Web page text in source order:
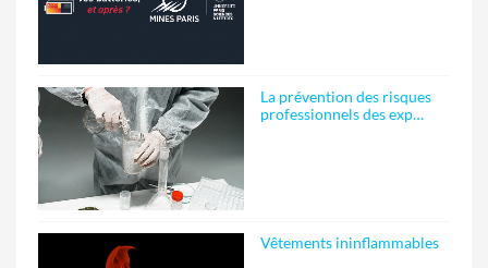
La prévention des risques
professionnels des exp…
Vêtements ininflammables